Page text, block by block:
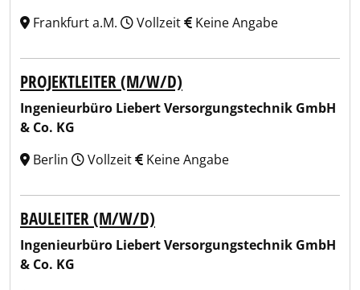
Frankfurt a.M.
Vollzeit Keine Angabe
PROJEKTLEITER (M/W/D)
Ingenieurbüro Liebert Versorgungstechnik GmbH
& Co. KG
Berlin
Vollzeit Keine Angabe
BAULEITER (M/W/D)
Ingenieurbüro Liebert Versorgungstechnik GmbH
& Co. KG